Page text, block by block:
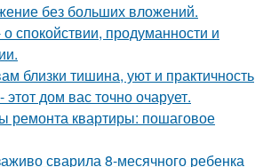
без больших вложений.
спокойствии, продуманности и
близки тишина, уют и практичность
дом вас точно очарует.
ремонта квартиры: пошаговое
сварила 8-месячного ребенка